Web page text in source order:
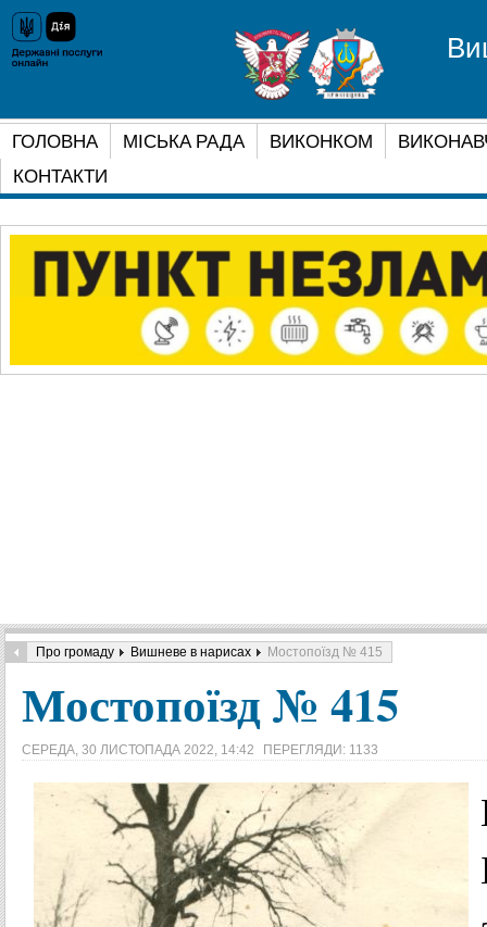
ГОЛОВНА МІСЬКА РАДА ВИКОНКОМ
КОНТАКТИ
Про громаду Вишневе в нарисах Мостопоїзд № 415
Мостопоїзд № 415
СЕРЕДА, 30 ЛИСТОПАДА 2022, 14:42 ПЕРЕГЛЯДИ: 1133